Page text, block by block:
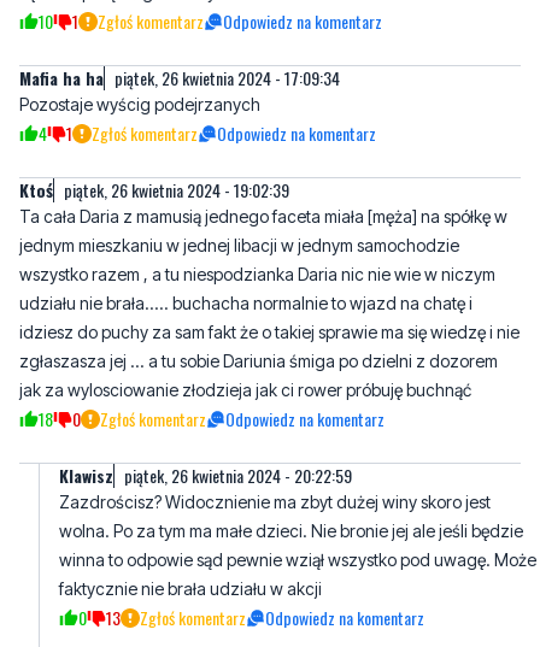
10 1 Zgłoś komentarz Odpowiedz na komentarz
Mafia ha ha piątek, 26 kwietnia 2024 - 17:09:34
Pozostaje wyścig podejrzanych
4 1 Zgłoś komentarz Odpowiedz na komentarz
Ktoś piątek, 26 kwietnia 2024 - 19:02:39
Ta cała Daria z mamusią jednego faceta miała [męża] na spółkę w
jednym mieszkaniu w jednej libacji w jednym samochodzie
wszystko razem , a tu niespodzianka Daria nic nie wie w niczym
udziału nie brała..... buchacha normalnie to wjazd na chatę i
idziesz do puchy za sam fakt że o takiej sprawie ma się wiedzę i nie
zgłaszasza jej ... a tu sobie Dariunia śmiga po dzielni z dozorem
jak za wylosciowanie złodzieja jak ci rower próbuję buchnąć
18 0 Zgłoś komentarz Odpowiedz na komentarz
Klawisz piątek, 26 kwietnia 2024 - 20:22:59
Zazdrościsz? Widocznienie ma zbyt dużej winy skoro jest
wolna. Po za tym ma małe dzieci. Nie bronie jej ale jeśli będzie
winna to odpowie sąd pewnie wziął wszystko pod uwagę. Może
faktycznie nie brała udziału w akcji
0 13 Zgłoś komentarz Odpowiedz na komentarz